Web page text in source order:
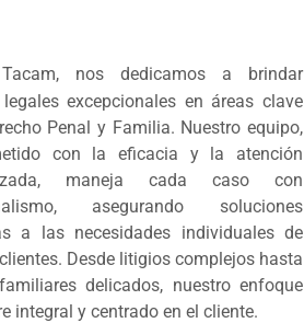
nos dedicamos a brindar
excepcionales en áreas clave
Penal y Familia. Nuestro equipo,
con la eficacia y la atención
maneja cada caso con
asegurando soluciones
a las necesidades individuales de
Desde litigios complejos hasta
delicados, nuestro enfoque
integral y centrado en el cliente.